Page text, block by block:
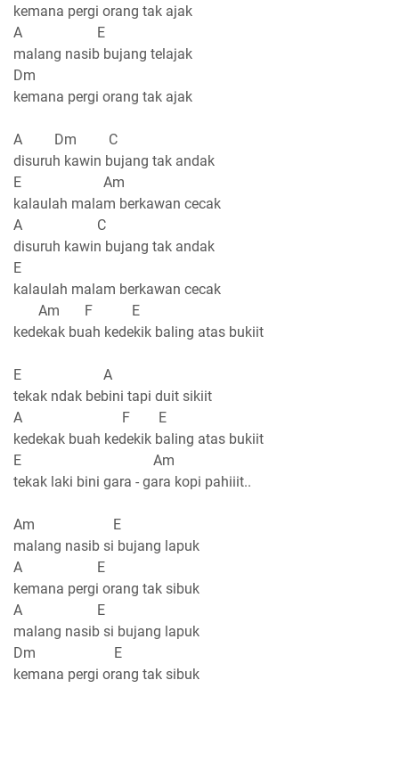
kemana pergi orang tak ajak
A E
malang nasib bujang telajak
Dm
kemana pergi orang tak ajak
A Dm C
disuruh kawin bujang tak andak
E Am
kalaulah malam berkawan cecak
A C
disuruh kawin bujang tak andak
E
kalaulah malam berkawan cecak
Am F E
kedekak buah kedekik baling atas bukiit
E A
tekak ndak bebini tapi duit sikiit
A F E
kedekak buah kedekik baling atas bukiit
E Am
tekak laki bini gara - gara kopi pahiiit..
Am E
malang nasib si bujang lapuk
A E
kemana pergi orang tak sibuk
A E
malang nasib si bujang lapuk
Dm E
kemana pergi orang tak sibuk